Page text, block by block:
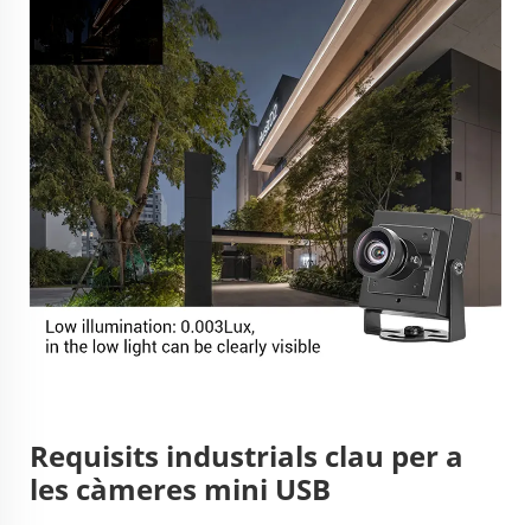
Requisits industrials clau per a
les càmeres mini USB